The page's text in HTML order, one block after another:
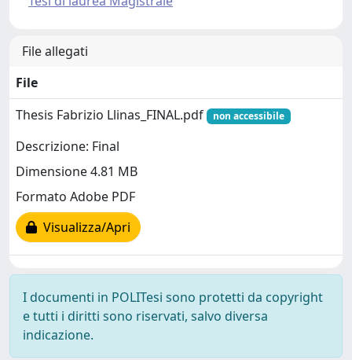
File allegati
File
Thesis Fabrizio Llinas_FINAL.pdf
non accessibile
Descrizione: Final
Dimensione 4.81 MB
Formato Adobe PDF
Visualizza/Apri
I documenti in POLITesi sono protetti da copyright
e tutti i diritti sono riservati, salvo diversa
indicazione.